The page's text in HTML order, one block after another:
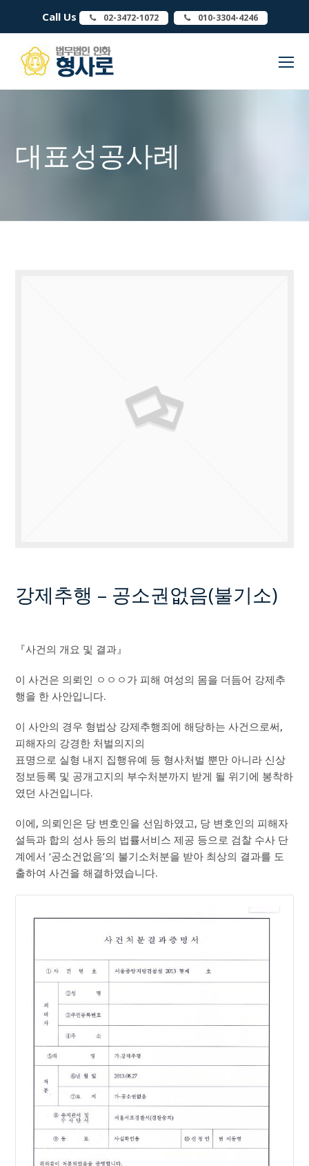
Call Us 02-3472-1072 010-3304-4246
대표성공사례
강제추행 – 공소권없음(불기소)
『사건의 개요 및 결과』
이 사건은 의뢰인 ㅇㅇㅇ가 피해 여성의 몸을 더듬어 강제추
행을 한 사안입니다.
이 사안의 경우 형법상 강제추행죄에 해당하는 사건으로써,
피해자의 강경한 처벌의지의
표명으로 실형 내지 집행유예 등 형사처벌 뿐만 아니라 신상
정보등록 및 공개고지의 부수처분까지 받게 될 위기에 봉착하
였던 사건입니다.
이에, 의뢰인은 당 변호인을 선임하였고, 당 변호인의 피해자
설득과 합의 성사 등의 법률서비스 제공 등으로 검찰 수사 단
계에서 ‘공소건없음’의 불기소처분을 받아 최상의 결과를 도
출하여 사건을 해결하였습니다.